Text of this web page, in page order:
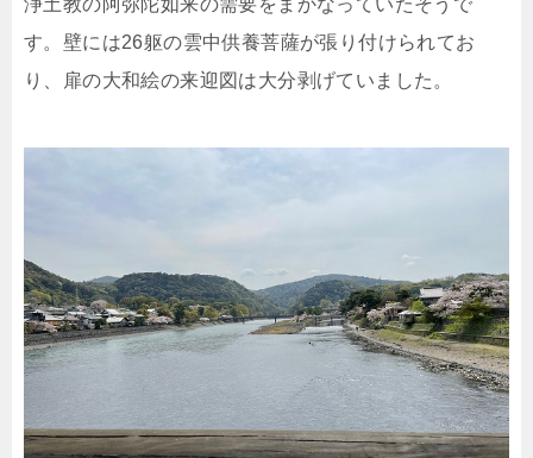
浄土教の阿弥陀如来の需要をまかなっていたそうで
す。壁には26躯の雲中供養菩薩が張り付けられてお
り、扉の大和絵の来迎図は大分剥げていました。